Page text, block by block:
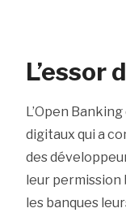
L’essor
L’Open
digitaux qui a
des
leur permission
les banques